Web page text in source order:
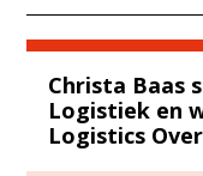
Christa Baas
Logistiek en
Logistics